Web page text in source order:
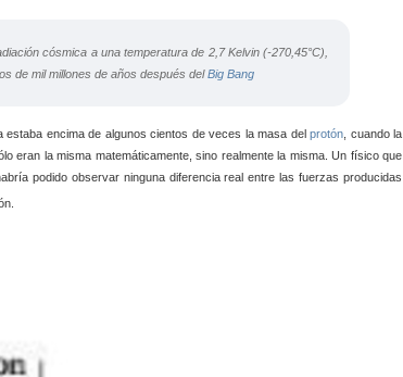
cósmica a una temperatura de 2,7 Kelvin (-270,45°C),
de mil millones de años después delBig Bang
estaba encima de algunos cientos de veces la masa delprotón , cuando la
eran la misma matemáticamente, sino realmente la misma. Un físico que
podido observar ninguna diferencia real entre las fuerzas producidas